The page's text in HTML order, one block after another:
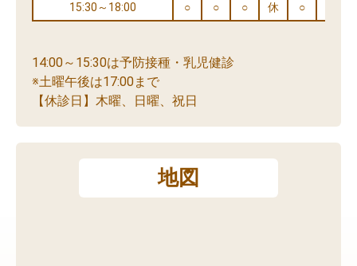
15:30～18:00 ○ ○ ○ 休 ○
14:00～15:30は予防接種・乳児健診
※土曜午後は17:00まで
【休診日】木曜、日曜、祝日
地図